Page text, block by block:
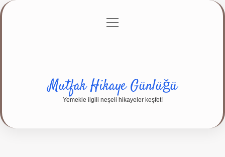
Gizlilik Politikası
menüyü
Mutfak Hikaye Günlüğü
Yemekle ilgili neşeli hikayeler keşfet!